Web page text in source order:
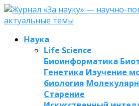
Наука
Life Science
Биоинформатика
Генетика Изучение
биология
Старение